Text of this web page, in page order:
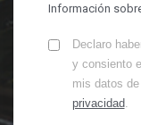
Información
Declaro
y consiento
mis datos
privacidad.